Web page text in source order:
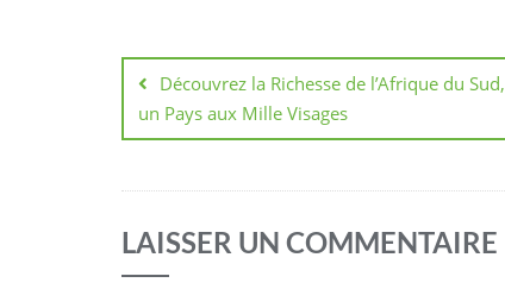
Navigation
de
l’article
Découvrez la Richesse de l’Afrique du Sud,
un Pays aux Mille Visages
LAISSER UN COMMENTAIRE